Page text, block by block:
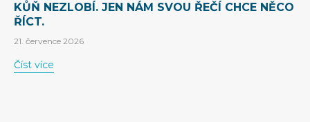
KŮŇ NEZLOBÍ. JEN NÁM SVOU ŘEČÍ CHCE NĚCO
ŘÍCT.
21. července 2026
Číst více